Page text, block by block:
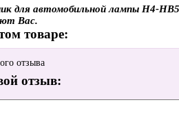
для автомобильной лампы H4-
Вас.
товаре:
отзыва
отзыв: